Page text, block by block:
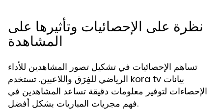
نظرة على الإحصائيات وتأثيرها على
المشاهدة
تساهم الإحصائيات في تشكيل تصور المشاهدين للأداء
الرياضي للفِرَق واللاعبين. تستخدم kora tv بيانات
الإحصاءات لتوفير معلومات دقيقة تساعد المشاهدين في
فهم مجريات المباريات بشكل أفضل.